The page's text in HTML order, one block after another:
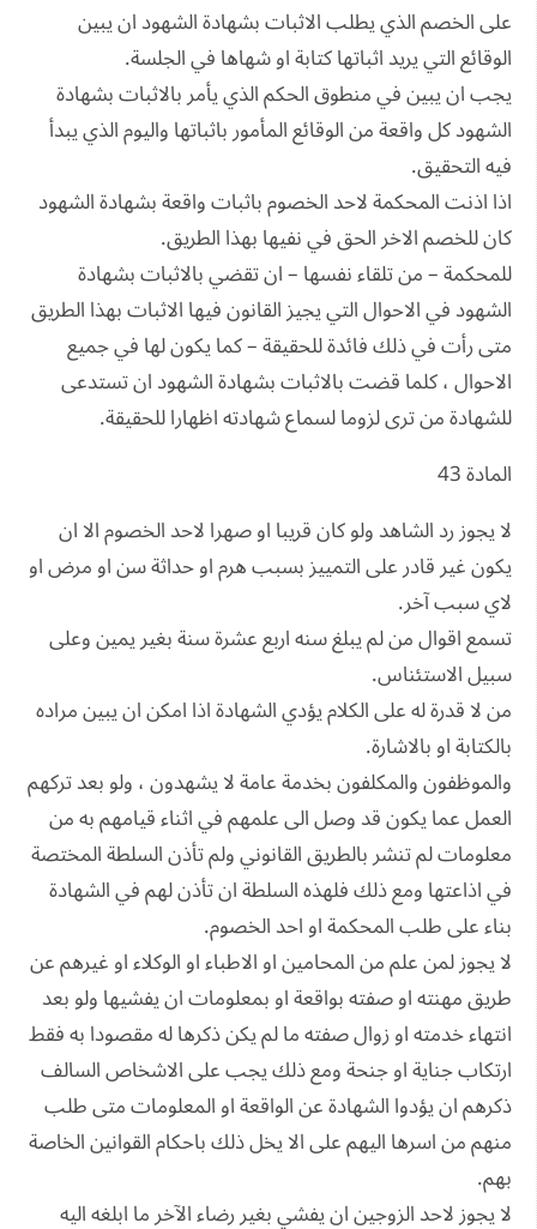
على الخصم الذي يطلب الاثبات بشهادة الشهود ان يبين
الوقائع التي يريد اثباتها كتابة او شهاها في الجلسة.
يجب ان يبين في منطوق الحكم الذي يأمر بالاثبات بشهادة
الشهود كل واقعة من الوقائع المأمور باثباتها واليوم الذي يبدأ
فيه التحقيق.
اذا اذنت المحكمة لاحد الخصوم باثبات واقعة بشهادة الشهود
كان للخصم الاخر الحق في نفيها بهذا الطريق.
للمحكمة – من تلقاء نفسها – ان تقضي بالاثبات بشهادة
الشهود في الاحوال التي يجيز القانون فيها الاثبات بهذا الطريق
متى رأت في ذلك فائدة للحقيقة – كما يكون لها في جميع
الاحوال ، كلما قضت بالاثبات بشهادة الشهود ان تستدعى
للشهادة من ترى لزوما لسماع شهادته اظهارا للحقيقة.
المادة 43
لا يجوز رد الشاهد ولو كان قريبا او صهرا لاحد الخصوم الا ان
يكون غير قادر على التمييز بسبب هرم او حداثة سن او مرض او
لاي سبب آخر.
تسمع اقوال من لم يبلغ سنه اربع عشرة سنة بغير يمين وعلى
سبيل الاستئناس.
من لا قدرة له على الكلام يؤدي الشهادة اذا امكن ان يبين مراده
بالكتابة او بالاشارة.
والموظفون والمكلفون بخدمة عامة لا يشهدون ، ولو بعد تركهم
العمل عما يكون قد وصل الى علمهم في اثناء قيامهم به من
معلومات لم تنشر بالطريق القانوني ولم تأذن السلطة المختصة
في اذاعتها ومع ذلك فلهذه السلطة ان تأذن لهم في الشهادة
بناء على طلب المحكمة او احد الخصوم.
لا يجوز لمن علم من المحامين او الاطباء او الوكلاء او غيرهم عن
طريق مهنته او صفته بواقعة او بمعلومات ان يفشيها ولو بعد
انتهاء خدمته او زوال صفته ما لم يكن ذكرها له مقصودا به فقط
ارتكاب جناية او جنحة ومع ذلك يجب على الاشخاص السالف
ذكرهم ان يؤدوا الشهادة عن الواقعة او المعلومات متى طلب
منهم من اسرها اليهم على الا يخل ذلك باحكام القوانين الخاصة
بهم.
لا يجوز لاحد الزوجين ان يفشي بغير رضاء الآخر ما ابلغه اليه